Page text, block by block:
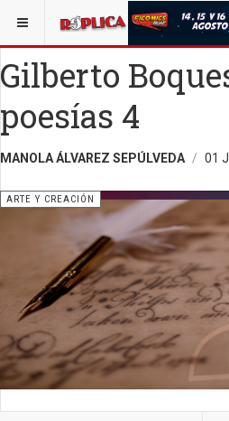
ESTÁ AQUÍ: ARTE OPINIÓN
Gilberto
poesías 4
MANOLA ÁLVAREZ SEPÚLVEDA 01
ARTE Y CREACIÓN